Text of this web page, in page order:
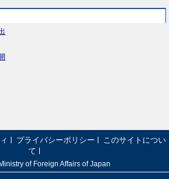
プライバシーポリシー
このサイトについ
て
of Foreign Affairs of Japan